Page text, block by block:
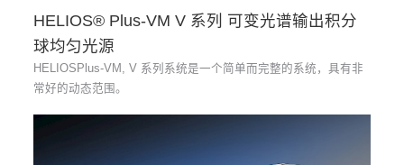
HELIOS® Plus-VM V 系列 可变光谱输出积分
球均匀光源
HELIOSPlus-VM, V 系列系统是一个简单而完整的系统，具有非
常好的动态范围。